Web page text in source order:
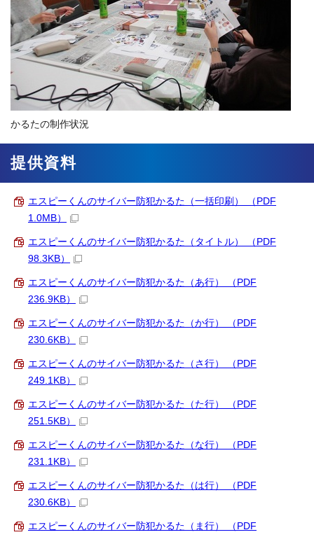
かるたの制作状況
提供資料
エスピーくんのサイバー防犯かるた（一括印刷） （PDF
1.0MB）
エスピーくんのサイバー防犯かるた（タイトル） （PDF
98.3KB）
エスピーくんのサイバー防犯かるた（あ行） （PDF
236.9KB）
エスピーくんのサイバー防犯かるた（か行） （PDF
230.6KB）
エスピーくんのサイバー防犯かるた（さ行） （PDF
249.1KB）
エスピーくんのサイバー防犯かるた（た行） （PDF
251.5KB）
エスピーくんのサイバー防犯かるた（な行） （PDF
231.1KB）
エスピーくんのサイバー防犯かるた（は行） （PDF
230.6KB）
エスピーくんのサイバー防犯かるた（ま行） （PDF